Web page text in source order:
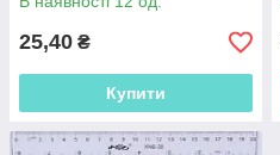
25,40 ₴
Купити